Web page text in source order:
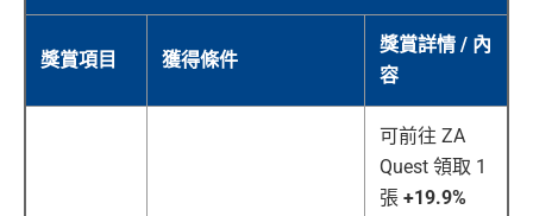
獎賞項目 獲得條件
獎賞詳情 / 內
容
可前往 ZA
Quest 領取 1
張 +19.9%